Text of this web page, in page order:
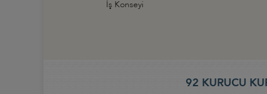
İş Konseyi
92 KURUCU